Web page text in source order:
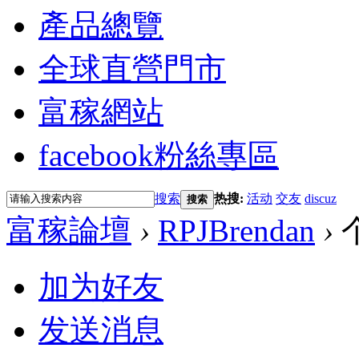
產品總覽
全球直營門市
富稼網站
facebook粉絲專區
搜索 搜索 热搜: 活动 交友 discuz
富稼論壇 › RPJBrendan ›
加为好友
发送消息